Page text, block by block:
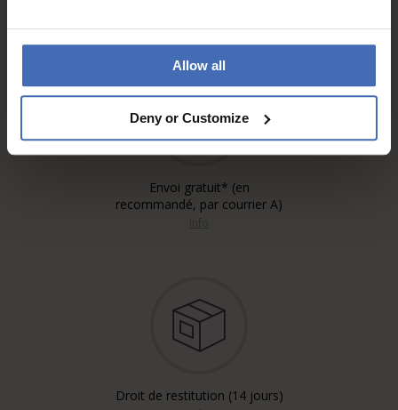
Allow all
Deny or Customize
Envoi gratuit* (en
recommandé, par courrier A)
Droit de restitution (14 jours)